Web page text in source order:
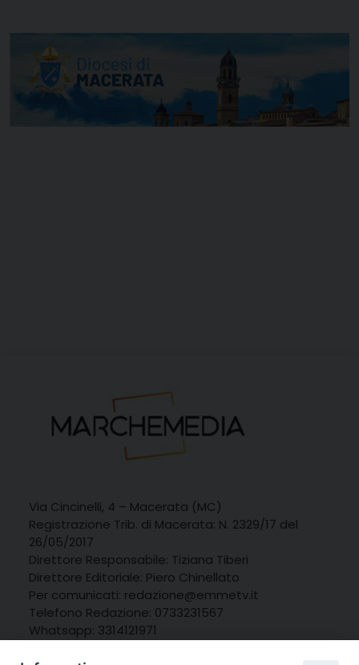
Via Cincinelli, 4 – Macerata (MC)
Registrazione Trib. di Macerata: N. 2329/17 del
26/05/2017
Direttore Responsabile: Tiziana Tiberi
Direttore Editoriale: Piero Chinellato
Per comunicati: redazione@emmetv.it
Telefono Redazione: 0733231567
Whatsapp: 3314121971